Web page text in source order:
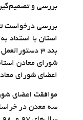
بررسی و
بررسی درخواست
بند ۳
شورای معادن
اعضای شورای
موافقت اعضای
سه معدن در